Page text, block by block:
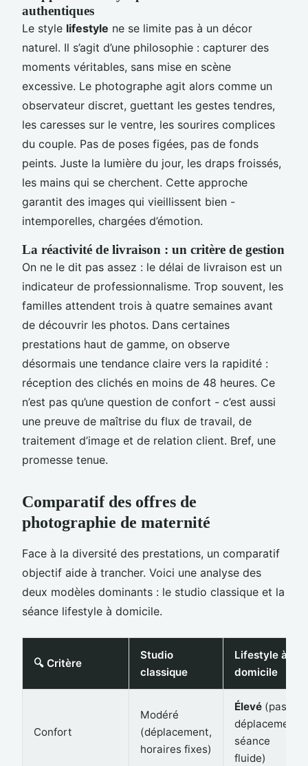
authentiques
Le style lifestyle ne se limite pas à un décor
naturel. Il s’agit d’une philosophie : capturer des
moments véritables, sans mise en scène
excessive. Le photographe agit alors comme un
observateur discret, guettant les gestes tendres,
les caresses sur le ventre, les sourires complices
du couple. Pas de poses figées, pas de fonds
peints. Juste la lumière du jour, les draps froissés,
les mains qui se cherchent. Cette approche
garantit des images qui vieillissent bien -
intemporelles, chargées d’émotion.
La réactivité de livraison : un critère de gestion
On ne le dit pas assez : le délai de livraison est un
indicateur de professionnalisme. Trop souvent, les
familles attendent trois à quatre semaines avant
de découvrir les photos. Dans certaines
prestations haut de gamme, on observe
désormais une tendance claire vers la rapidité :
réception des clichés en moins de 48 heures. Ce
n’est pas qu’une question de confort - c’est aussi
une preuve de maîtrise du flux de travail, de
traitement d’image et de relation client. Bref, une
promesse tenue.
Comparatif des offres de
photographie de maternité
Face à la diversité des prestations, un comparatif
objectif aide à trancher. Voici une analyse des
deux modèles dominants : le studio classique et la
séance lifestyle à domicile.
🔍 Critère
Studio
classique
Lifestyle à
domicile
Confort
Modéré
(déplacement,
horaires fixes)
Élevé (pas de
déplacement,
séance
fluide)